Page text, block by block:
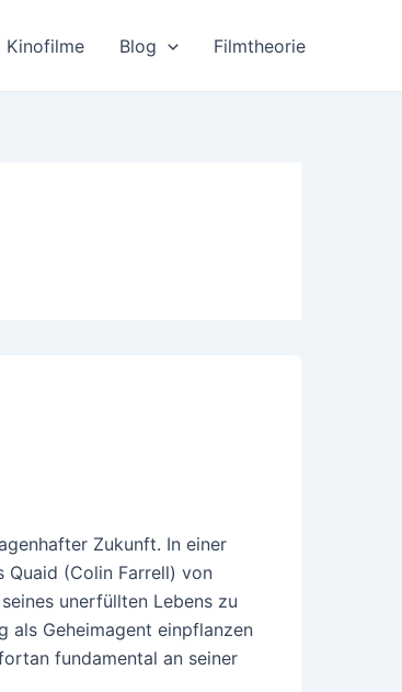
Kinofilme Blog Filmtheorie
Zukunft. In einer
(Colin Farrell) von
unerfüllten Lebens zu
als Geheimagent einpflanzen
fundamental an seiner